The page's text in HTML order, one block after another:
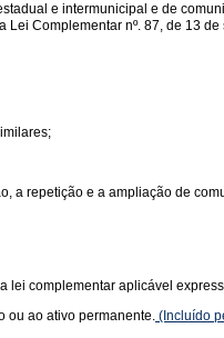
e intermunicipal e de
Lei Complementar nº. 87, de 13
a repetição e a ampliação de
complementar aplicável
ou ao ativo permanente. (Incluído